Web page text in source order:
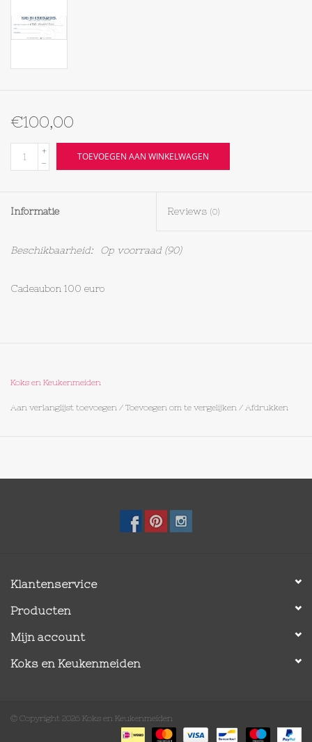
Food
Boeken
Textiel
€100,00
+
-
TOEVOEGEN AAN WINKELWAGEN
Informatie Reviews (0)
Beschikbaarheid: Op voorraad(90)
Cadeaubon 100 euro
Koks en Keukenmeiden
Aan verlanglijst toevoegen / Toevoegen om te vergelijken / Afdrukken
Klantenservice
Producten
Mijn account
Koks en Keukenmeiden
© Copyright 2026 Koks en Keukenmeiden